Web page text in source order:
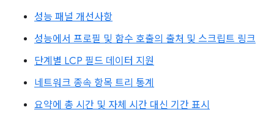
성능 패널 개선사항
성능에서 프로필 및 함수 호출의 출처 및 스크립트 링크
단계별 LCP 필드 데이터 지원
네트워크 종속 항목 트리 통계
요약에 총 시간 및 자체 시간 대신 기간 표시